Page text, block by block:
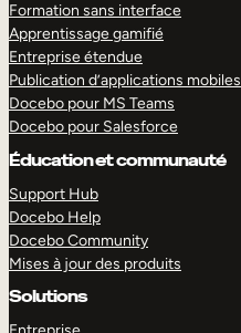
Formation sans interface
Apprentissage gamifié
Entreprise étendue
Publication d’applications mobiles
Docebo pour MS Teams
Docebo pour Salesforce
Éducation et communauté
Support Hub
Docebo Help
Docebo Community
Mises à jour des produits
Solutions